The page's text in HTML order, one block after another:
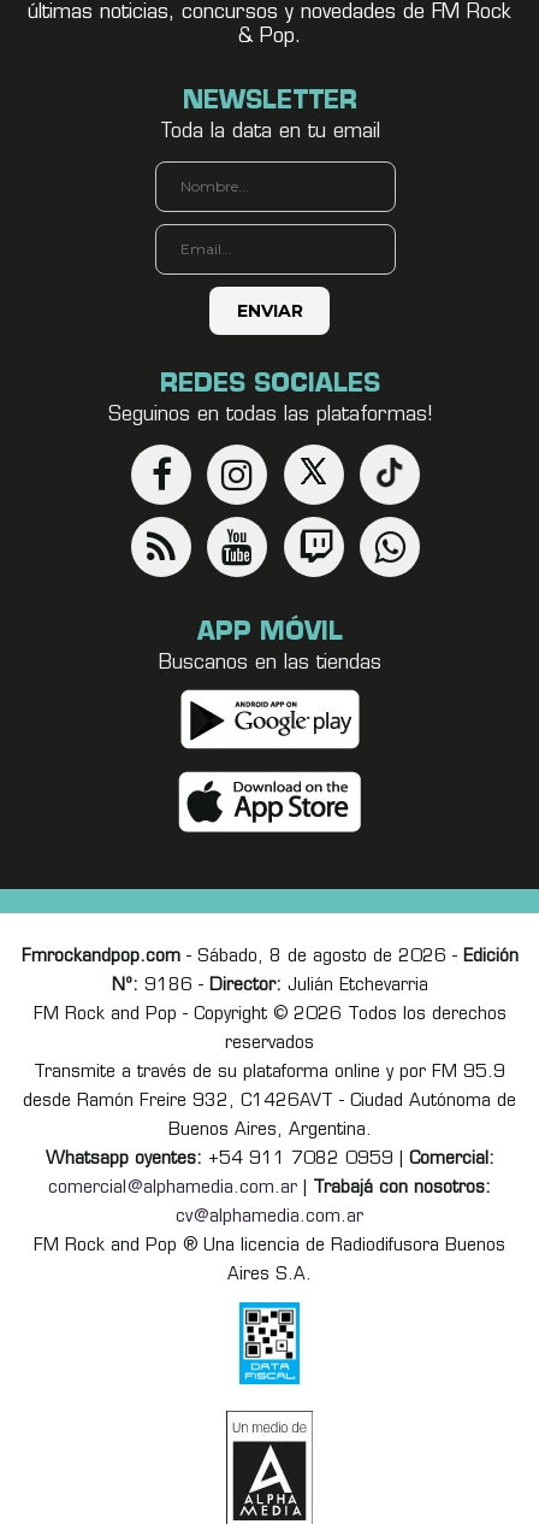
últimas noticias, concursos y novedades de FM Rock
& Pop.
NEWSLETTER
Toda la data en tu email
REDES SOCIALES
Seguinos en todas las plataformas!
APP MÓVIL
Buscanos en las tiendas
Fmrockandpop.com- Sábado, 8 de agosto de 2026 - Edición
Nº: 9186 - Director: Julián Etchevarria
FM Rock and Pop - Copyright © 2026 Todos los derechos
reservados
Transmite a través de su plataforma online y por FM 95.9
desde Ramón Freire 932, C1426AVT - Ciudad Autónoma de
Buenos Aires, Argentina.
Whatsapp oyentes: +54 911 7082 0959 | Comercial:
comercial@alphamedia.com.ar
Trabajá con nosotros:
cv@alphamedia.com.ar
FM Rock and Pop ® Una licencia de Radiodifusora Buenos
Aires S.A.